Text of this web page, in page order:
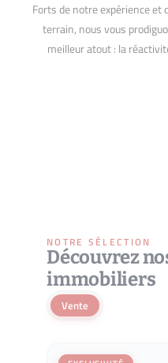
Forts de notre expérience
terrain, nous vous
meilleur atout : la
NOTRE SÉLECTION
Découvrez
immobiliers
Vente